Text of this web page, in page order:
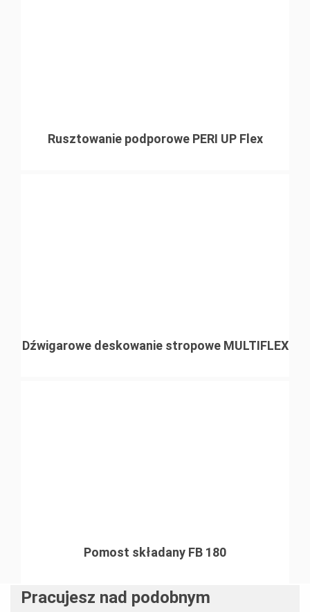
Rusztowanie podporowe PERI UP Flex
Dźwigarowe deskowanie stropowe MULTIFLEX
Pomost składany FB 180
Pracujesz nad podobnym